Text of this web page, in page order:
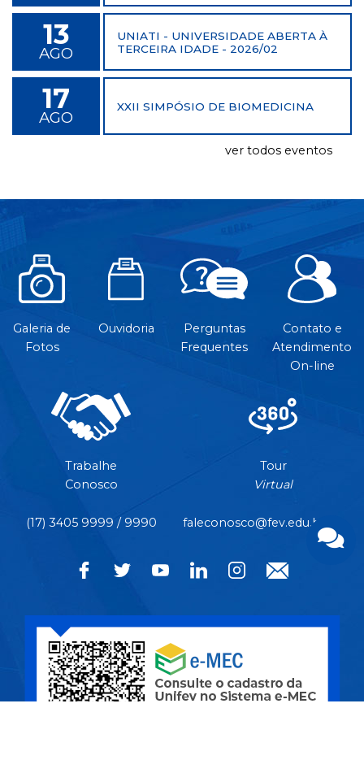
13
AGO
UNIATI - UNIVERSIDADE ABERTA À
TERCEIRA IDADE - 2026/02
17
AGO
XXII SIMPÓSIO DE BIOMEDICINA
ver todos eventos
Galeria de
Fotos
Ouvidoria
Perguntas
Frequentes
Contato e
Atendimento
On-line
Trabalhe
Conosco
Tour
Virtual
(17) 3405 9999 / 9990 faleconosco@fev.edu.br